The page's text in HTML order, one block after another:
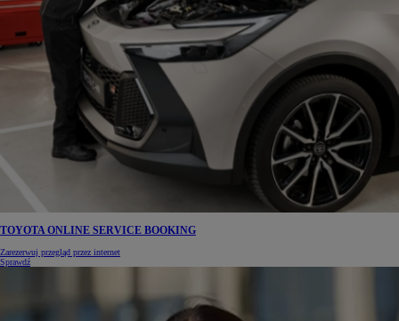
TOYOTA ONLINE SERVICE BOOKING
Zarezerwuj przegląd przez internet
Sprawdź